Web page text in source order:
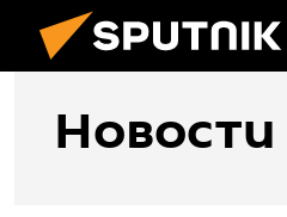
Новости